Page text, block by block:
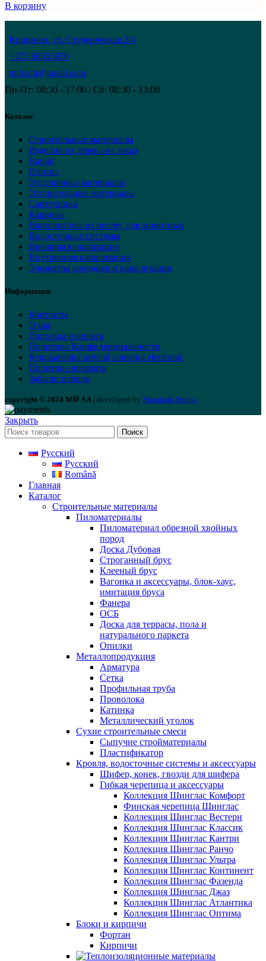
В корзину
Кишинев, ул. Студенческая 2/4
+373 68555870
mifcont@gmail.com
Пн-Пт: 08:30 - 17:00 | Сб: 08:30 - 13:00
Каталог
Строительные материалы
Изделия из дерева на заказ
Haragi
Плитка
Отделочные материалы
Отопительные материалы
Сантехника
Карнизы
Наполнитель из пеллет для животных
Водосточные системы
Внешняя канализация
Внутренняя канализация
Элементы колодцев и канализации
Информация
Контакты
О нас
Доставка и оплата
Политика Конфиденциальности
Regulamentul privind comerțul electronic
Политика возврата
Забыли пароль
copyright © 2024 MIF SA | developed by Mandarin Studio.
Закрыть
Поиск
Русский
Русский
Română
Главная
Каталог
Строительные материалы
Пиломатериалы
Пиломатериал обрезной хвойных
пород
Доска Дубовая
Строганный брус
Клееный брус
Вагонка и аксессуары, блок-хаус,
имитация бруса
Фанера
ОСБ
Доска для террасы, пола и
натурального паркета
Опилки
Металлопродукция
Арматура
Сетка
Профильная труба
Проволока
Катинка
Металлический уголок
Сухие строительные смеси
Сыпучие стройматериалы
Пластификатор
Кровля, водосточные системы и аксессуары
Шифер, конек, гвозди для шифера
Гибкая черепица и аксессуары
Коллекция Шинглас Комфорт
Финская черепица Шинглас
Коллекция Шинглас Вестерн
Коллекция Шинглас Классик
Коллекция Шинглас Кантри
Коллекция Шинглас Ранчо
Коллекция Шинглас Ультра
Коллекция Шинглас Континент
Коллекция Шинглас Фазенда
Коллекция Шинглас Джаз
Коллекция Шинглас Атлантика
Коллекция Шинглас Оптима
Блоки и кирпичи
Фортан
Кирпичи